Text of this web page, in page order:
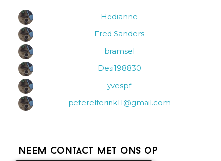
Hedianne
Fred Sanders
bramsel
Desi198830
yvespf
peterelferink11@gmail.com
Neem contact met ons op